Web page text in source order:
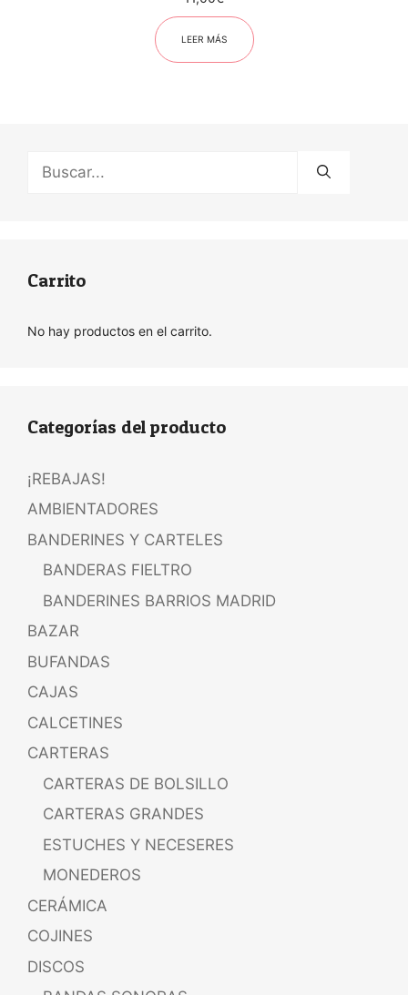
LEER MÁS
Carrito
No hay productos en el carrito.
Categorías del producto
¡REBAJAS!
AMBIENTADORES
BANDERINES Y CARTELES
BANDERAS FIELTRO
BANDERINES BARRIOS MADRID
BAZAR
BUFANDAS
CAJAS
CALCETINES
CARTERAS
CARTERAS DE BOLSILLO
CARTERAS GRANDES
ESTUCHES Y NECESERES
MONEDEROS
CERÁMICA
COJINES
DISCOS